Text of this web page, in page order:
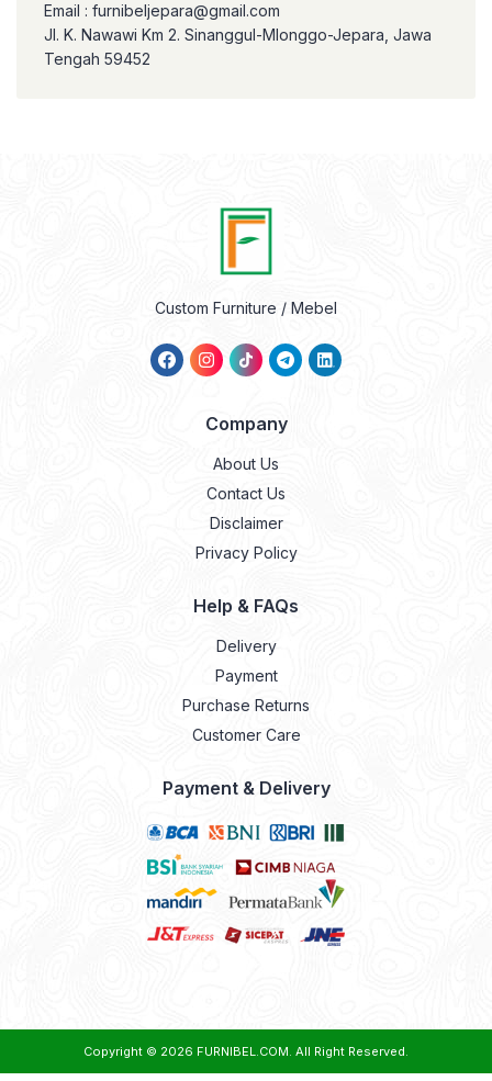
Email : furnibeljepara@gmail.com
Jl. K. Nawawi Km 2. Sinanggul-Mlonggo-Jepara, Jawa
Tengah 59452
Custom Furniture / Mebel
Company
About Us
Contact Us
Disclaimer
Privacy Policy
Help & FAQs
Delivery
Payment
Purchase Returns
Customer Care
Payment & Delivery
Copyright © 2026 FURNIBEL.COM. All Right Reserved.